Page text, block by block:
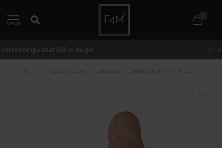
MENU
0
Snelle verzending binnen 48 uur